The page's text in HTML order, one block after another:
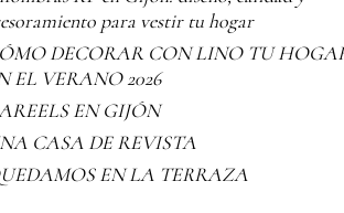
para vestir tu hogar
DECORAR CON LINO TU
EL VERANO 2026
EN GIJÓN
CASA DE REVISTA
EN LA TERRAZA